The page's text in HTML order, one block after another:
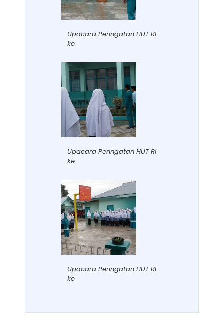
Upacara Peringatan HUT RI
ke
Upacara Peringatan HUT RI
ke
Upacara Peringatan HUT RI
ke